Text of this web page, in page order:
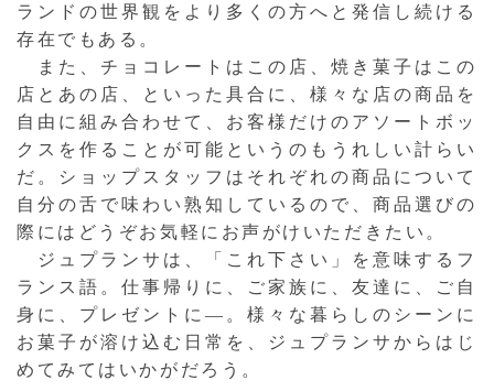
ランドの世界観をより多くの方へと発信し続ける
存在でもある。
また、チョコレートはこの店、焼き菓子はこの
店とあの店、といった具合に、様々な店の商品を
自由に組み合わせて、お客様だけのアソートボッ
クスを作ることが可能というのもうれしい計らい
だ。ショップスタッフはそれぞれの商品について
自分の舌で味わい熟知しているので、商品選びの
際にはどうぞお気軽にお声がけいただきたい。
ジュプランサは、「これ下さい」を意味するフ
ランス語。仕事帰りに、ご家族に、友達に、ご自
身に、プレゼントに—。様々な暮らしのシーンに
お菓子が溶け込む日常を、ジュプランサからはじ
めてみてはいかがだろう。